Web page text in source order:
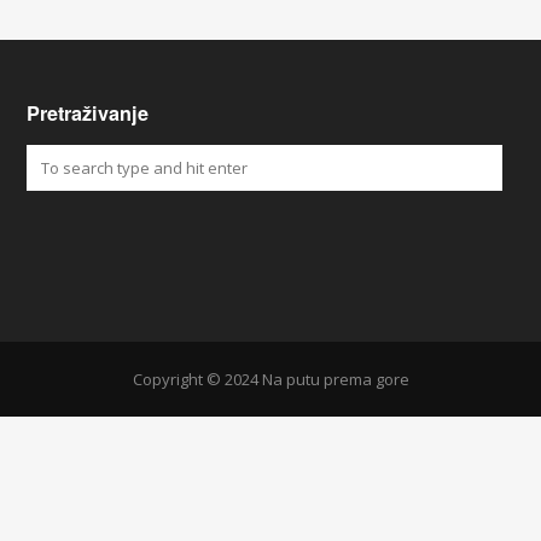
Pretraživanje
Copyright © 2024 Na putu prema gore